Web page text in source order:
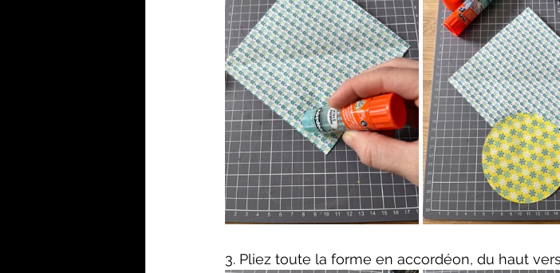
3. Pliez toute la forme en accordéon, du haut